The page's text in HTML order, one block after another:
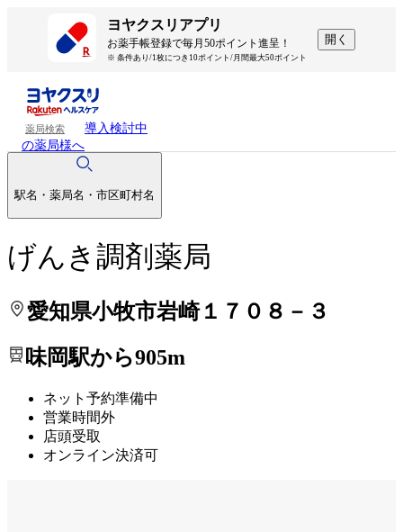
ヨヤクスリアプリ
お薬手帳登録で毎月50ポイント進呈！
※ 条件あり/1枚につき10ポイント/月間最大50ポイント
開く
薬局検索
導入検討中
の薬局様へ
駅名・薬局名・市区町村名
げんき調剤薬局
愛知県小牧市岩崎１７０８－３
味岡駅から905m
ネット予約準備中
営業時間外
店頭受取
オンライン決済可
処方せんを送って待ち時間を短く！
処方せんを送って待ち時間を短く！